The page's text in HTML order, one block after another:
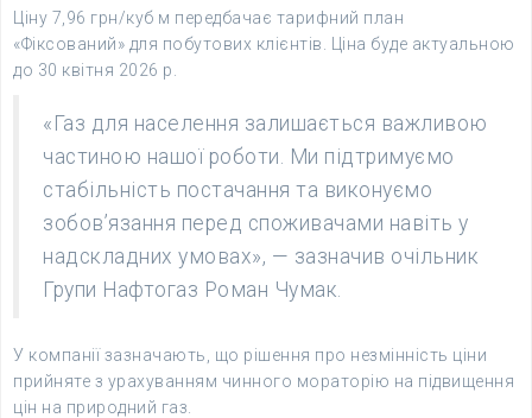
Ціну 7,96 грн/куб м передбачає тарифний план
«Фіксований» для побутових клієнтів. Ціна буде актуальною
до 30 квітня 2026 р.
«Газ для населення залишається важливою
частиною нашої роботи. Ми підтримуємо
стабільність постачання та виконуємо
зобов’язання перед споживачами навіть у
надскладних умовах», — зазначив очільник
Групи Нафтогаз Роман Чумак.
У компанії зазначають, що рішення про незмінність ціни
прийняте з урахуванням чинного мораторію на підвищення
цін на природний газ.